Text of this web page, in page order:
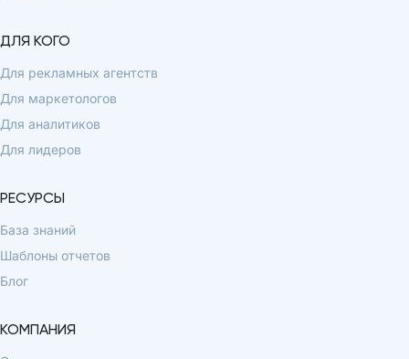
ДЛЯ КОГО
Для рекламных агентств
Для маркетологов
Для аналитиков
Для лидеров
РЕСУРСЫ
База знаний
Шаблоны отчетов
Блог
КОМПАНИЯ